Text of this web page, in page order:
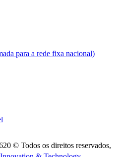
para a rede fixa nacional)
© Todos os direitos reservados,